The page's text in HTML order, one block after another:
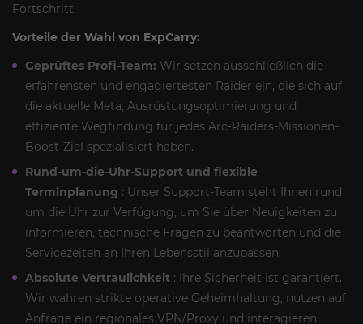
Fortschritt.
Vorteile der Wahl von ExpCarry:
Geprüftes Profi-Team: Wir setzen ausschließlich die
erfahrensten und engagiertesten Raider ein, die sich auf
die aktuelle Meta, Ausrüstungsoptimierung und
effiziente Wegfindung für jedes Arc-Raiders-Missionen-
Boost-Ziel spezialisiert haben.
Rund-um-die-Uhr-Support und flexible
Terminplanung : Unser Support-Team steht Ihnen rund
um die Uhr zur Verfügung, um Sie über Neuigkeiten zu
informieren, technische Fragen zu beantworten und die
Servicezeiten an Ihren Lebensstil anzupassen.
Absolute Vertraulichkeit : Ihre Sicherheit ist garantiert.
Wir wahren strikte operative Geheimhaltung, nutzen auf
Anfrage ein regionales VPN/Proxy und interagieren